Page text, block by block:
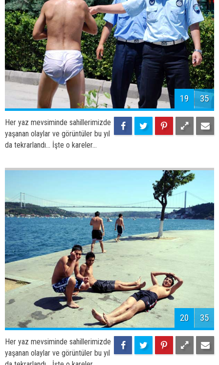
21 35
Her yaz mevsiminde sahillerimizde
yaşanan olaylar ve görüntüler bu yıl
da tekrarlandı... İşte o kareler...
22 35
Her yaz mevsiminde sahillerimizde
yaşanan olaylar ve görüntüler bu yıl
da tekrarlandı... İşte o kareler...